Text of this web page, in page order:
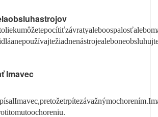
aobsluhastrojov
liekumôžetepocítiťzávratyaleboospalosťalebom
anepoužívajtežiadnenástrojealebo
Imavec
Imavec,pretožetrpítezávažnýmochorením.
tomutoochoreniu.